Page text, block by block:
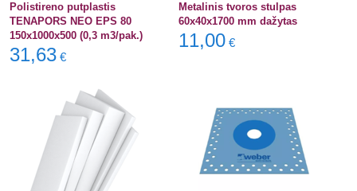
Polistireno putplastis
TENAPORS NEO EPS 80
150x1000x500 (0,3 m3/pak.)
31,63 €
Metalinis tvoros stulpas
60x40x1700 mm dažytas
11,00 €